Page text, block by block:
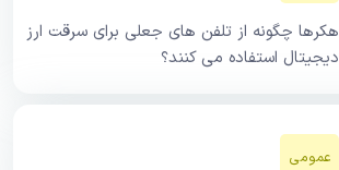
هکرها چگونه از تلفن های جعلی برای سرقت ارز
دیجیتال استفاده می کنند؟
عمومی